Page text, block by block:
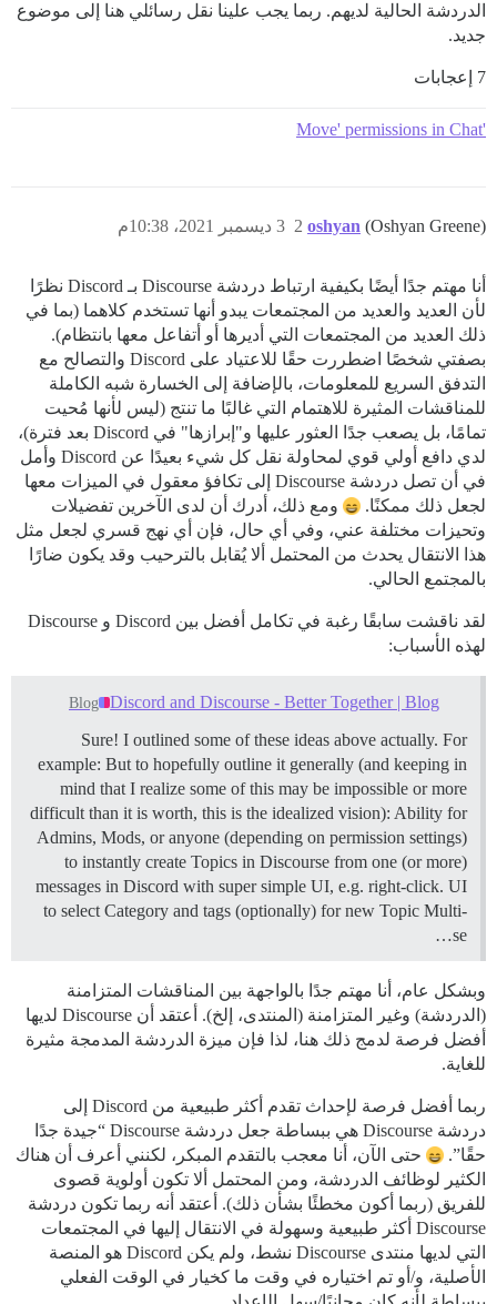
الدردشة الحالية لديهم. ربما يجب علينا نقل رسائلي هنا إلى موضوع
جديد.
7 إعجابات
'Move' permissions in Chat
oshyan (Oshyan Greene) 3 ديسمبر 2021، 10:38م 2
أنا مهتم جدًا أيضًا بكيفية ارتباط دردشة Discourse بـ Discord نظرًا
لأن العديد والعديد من المجتمعات يبدو أنها تستخدم كلاهما (بما في
ذلك العديد من المجتمعات التي أديرها أو أتفاعل معها بانتظام).
بصفتي شخصًا اضطررت حقًا للاعتياد على Discord والتصالح مع
التدفق السريع للمعلومات، بالإضافة إلى الخسارة شبه الكاملة
للمناقشات المثيرة للاهتمام التي غالبًا ما تنتج (ليس لأنها مُحيت
تمامًا، بل يصعب جدًا العثور عليها و"إبرازها" في Discord بعد فترة)،
لدي دافع أولي قوي لمحاولة نقل كل شيء بعيدًا عن Discord وأمل
في أن تصل دردشة Discourse إلى تكافؤ معقول في الميزات معها
لجعل ذلك ممكنًا.
ومع ذلك، أدرك أن لدى الآخرين تفضيلات
وتحيزات مختلفة عني، وفي أي حال، فإن أي نهج قسري لجعل مثل
هذا الانتقال يحدث من المحتمل ألا يُقابل بالترحيب وقد يكون ضارًا
بالمجتمع الحالي.
لقد ناقشت سابقًا رغبة في تكامل أفضل بين Discord و Discourse
لهذه الأسباب:
Discord and Discourse - Better Together | Blog
Blog
Sure! I outlined some of these ideas above actually. For
example: But to hopefully outline it generally (and keeping in
mind that I realize some of this may be impossible or more
difficult than it is worth, this is the idealized vision): Ability for
Admins, Mods, or anyone (depending on permission settings)
to instantly create Topics in Discourse from one (or more)
messages in Discord with super simple UI, e.g. right-click. UI
to select Category and tags (optionally) for new Topic Multi-
se…
وبشكل عام، أنا مهتم جدًا بالواجهة بين المناقشات المتزامنة
(الدردشة) وغير المتزامنة (المنتدى، إلخ). أعتقد أن Discourse لديها
أفضل فرصة لدمج ذلك هنا، لذا فإن ميزة الدردشة المدمجة مثيرة
للغاية.
ربما أفضل فرصة لإحداث تقدم أكثر طبيعية من Discord إلى
دردشة Discourse هي ببساطة جعل دردشة Discourse “جيدة جدًا
حقًا”.
حتى الآن، أنا معجب بالتقدم المبكر، لكنني أعرف أن هناك
الكثير لوظائف الدردشة، ومن المحتمل ألا تكون أولوية قصوى
للفريق (ربما أكون مخطئًا بشأن ذلك). أعتقد أنه ربما تكون دردشة
Discourse أكثر طبيعية وسهولة في الانتقال إليها في المجتمعات
التي لديها منتدى Discourse نشط، ولم يكن Discord هو المنصة
الأصلية، و/أو تم اختياره في وقت ما كخيار في الوقت الفعلي